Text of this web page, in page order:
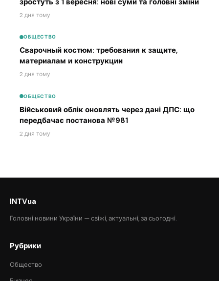
2 дня тому
ОБЩЕСТВО
Сварочный костюм: требования к защите,
материалам и конструкции
2 дня тому
ОБЩЕСТВО
Військовий облік оновлять через дані ДПС: що
передбачає постанова №981
2 дня тому
INTVua
Головні новини України — свіжі, актуальні, за сьогодні.
Рубрики
Общество